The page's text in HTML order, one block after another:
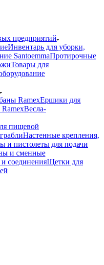
предприятий
Инвентарь для уборки,
SantoemmaПротирочные
Товары для
RamexЕршики для
Весла-
пищевой
Настенные крепления,
и пистолеты для подачи
и сменные
соединенияЩетки для